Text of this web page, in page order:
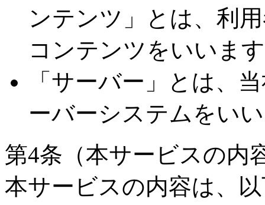
ンテンツ」とは、利
コンテンツをいいま
「サーバー」とは、
ーバーシステムをい
第4条（本サービスの内
本サービスの内容は、